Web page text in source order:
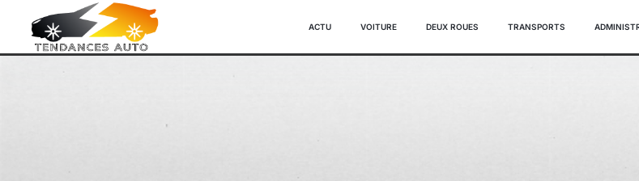
ACTU VOITURE DEUX ROUES TRANSPORTS